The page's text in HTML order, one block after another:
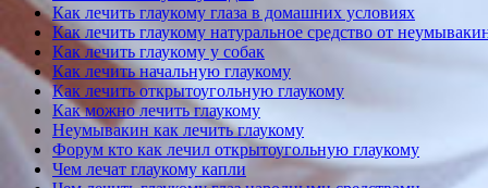
Как лечить глаукому глаза в домашних условиях
Как лечить глаукому натуральное средство от
Как лечить глаукому у собак
Как лечить начальную глаукому
Как лечить открытоугольную глаукому
Как можно лечить глаукому
Неумывакин как лечить глаукому
Форум кто как лечил открытоугольную глаукому
Чем лечат глаукому капли